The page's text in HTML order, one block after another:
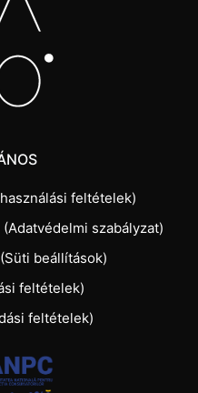
feltételek)
szabályzat)
beállítások)
feltételek)
feltételek)